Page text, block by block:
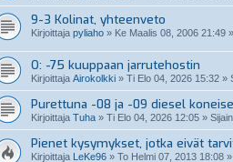
9-3 Kolinat, yhteenveto
Kirjoittaja pyliaho » Ke Maalis 08, 2006 21:49
O: -75 kuuppaan jarrutehostin
Kirjoittaja Airokolkki » Ti Elo 04, 2026 15:32 »
Purettuna -08 ja -09 diesel
Kirjoittaja Tuha » Ti Elo 04, 2026 12:05 »
Pienet kysymykset, jotka eivät
Kirjoittaja LeKe96 » To Helmi 07, 2013 18:08